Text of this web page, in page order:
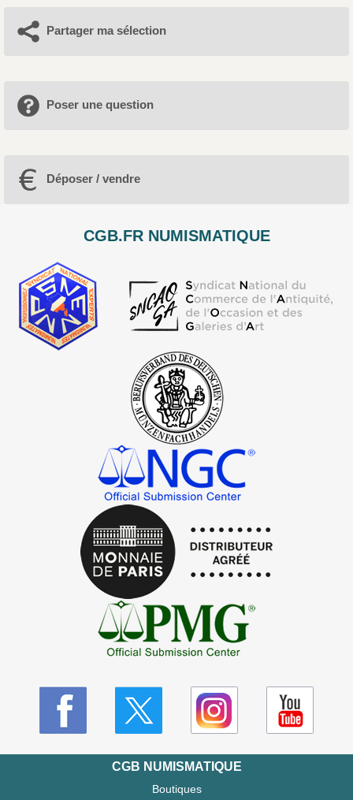
Partager ma sélection
Poser une question
Déposer / vendre
CGB.FR NUMISMATIQUE
CGB NUMISMATIQUE
Boutiques